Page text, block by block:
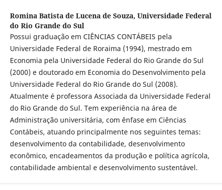
Romina Batista de Lucena de Souza, Universidade Federal
do Rio Grande do Sul
Possui graduação em CIÊNCIAS CONTÁBEIS pela
Universidade Federal de Roraima (1994), mestrado em
Economia pela Universidade Federal do Rio Grande do Sul
(2000) e doutorado em Economia do Desenvolvimento pela
Universidade Federal do Rio Grande do Sul (2008).
Atualmente é professora Associada da Universidade Federal
do Rio Grande do Sul. Tem experiência na área de
Administração universitária, com ênfase em Ciências
Contábeis, atuando principalmente nos seguintes temas:
desenvolvimento da contabilidade, desenvolvimento
econômico, encadeamentos da produção e política agrícola,
contabilidade ambiental e desenvolvimento sustentável.